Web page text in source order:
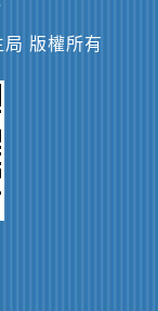
版權所有